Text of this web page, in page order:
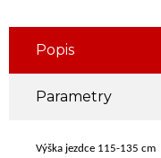
Popis
Parametry
Výška jezdce 115-135 cm